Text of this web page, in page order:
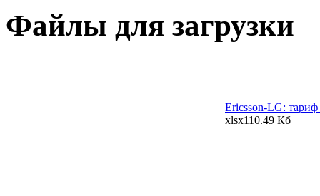
Файлы для загрузки
Ericsson-LG: тариф
xlsx110.49 Кб